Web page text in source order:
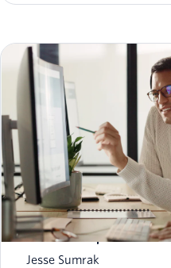
E-mail marketing com IA:
benefícios e práticas
Jesse Sumrak